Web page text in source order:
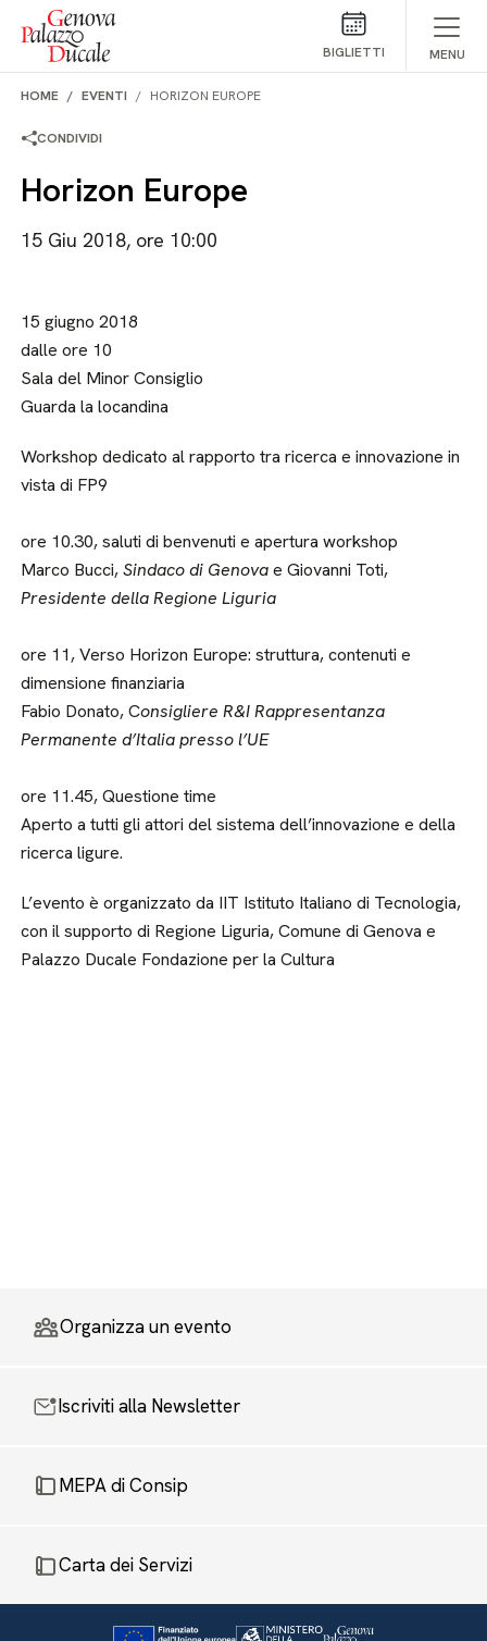
Salta al contenuto
BIGLIETTI MENU
HOME EVENTI HORIZON EUROPE
CONDIVIDI
Horizon Europe
15 Giu 2018, ore 10:00
15 giugno 2018
dalle ore 10
Sala del Minor Consiglio
Guarda la locandina
Workshop dedicato al rapporto tra ricerca e innovazione in
vista di FP9
ore 10.30, saluti di benvenuti e apertura workshop
Marco Bucci,Sindaco di Genovae Giovanni Toti,
Presidente della Regione Liguria
ore 11, Verso Horizon Europe: struttura, contenuti e
dimensione finanziaria
Fabio Donato, Consigliere R&I Rappresentanza
Permanente d’Italia presso l’UE
ore 11.45, Questione time
Aperto a tutti gli attori del sistema dell’innovazione e della
ricerca ligure.
L’evento è organizzato da IIT Istituto Italiano di Tecnologia,
con il supporto di Regione Liguria, Comune di Genova e
Palazzo Ducale Fondazione per la Cultura
Organizza un evento
Iscriviti alla Newsletter
MEPA di Consip
Carta dei Servizi